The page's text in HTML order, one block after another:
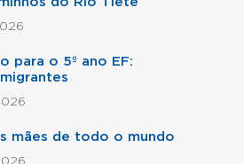
para o 5º ano EF:
mães de todo o mundo